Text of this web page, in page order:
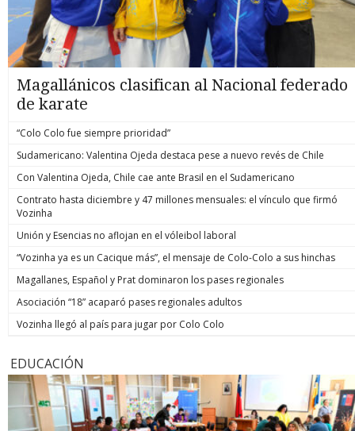
Magallánicos clasifican al Nacional federado
de karate
“Colo Colo fue siempre prioridad”
Sudamericano: Valentina Ojeda destaca pese a nuevo revés de Chile
Con Valentina Ojeda, Chile cae ante Brasil en el Sudamericano
Contrato hasta diciembre y 47 millones mensuales: el vínculo que firmó
Vozinha
Unión y Esencias no aflojan en el vóleibol laboral
“Vozinha ya es un Cacique más”, el mensaje de Colo-Colo a sus hinchas
Magallanes, Español y Prat dominaron los pases regionales
Asociación “18” acaparó pases regionales adultos
Vozinha llegó al país para jugar por Colo Colo
EDUCACIÓN